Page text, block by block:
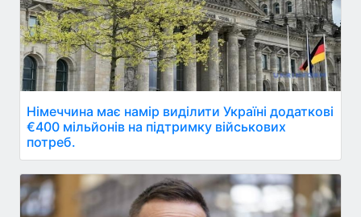
Німеччина має намір виділити Україні додаткові
€400 мільйонів на підтримку військових
потреб.